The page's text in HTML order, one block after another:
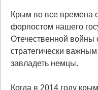
Крым во все времена
форпостом нашего
Отечественной войны
стратегически
завладеть немцы.
Когда в 2014 году